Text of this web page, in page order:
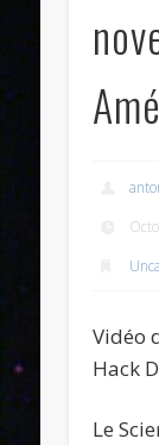
Vidéo
Hack
Le